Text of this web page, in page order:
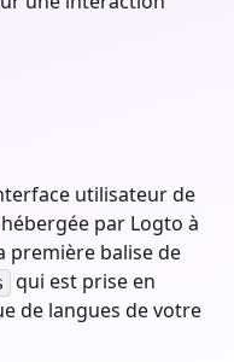
utilisateur de
par Logto à
première balise de
qui est prise en
de langues de votre